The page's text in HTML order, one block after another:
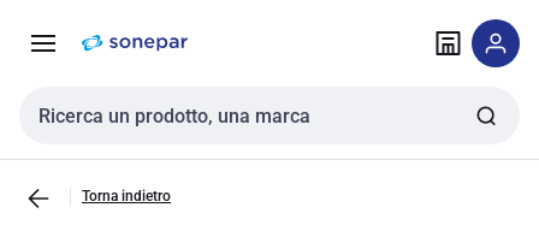
navigazione alla
Cerca input
Torna indietro